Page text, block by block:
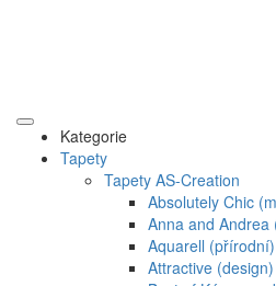
Kategorie
Tapety
Tapety AS-Creation
Absolutely Chic
Anna and Andrea
Aquarell (přírodní)
Attractive (design)